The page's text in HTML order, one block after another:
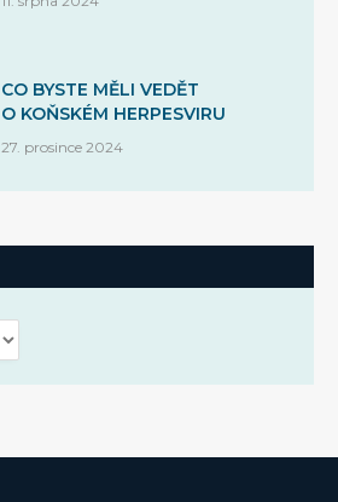
CO BYSTE MĚLI VEDĚT
O KOŇSKÉM HERPESVIRU
27. prosince 2024